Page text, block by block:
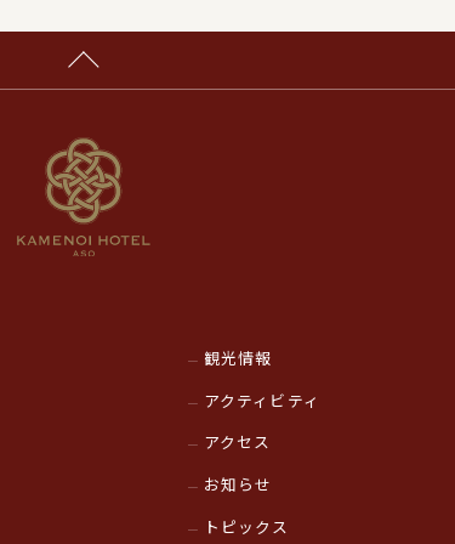
観光情報
アクティビティ
アクセス
お知らせ
トピックス